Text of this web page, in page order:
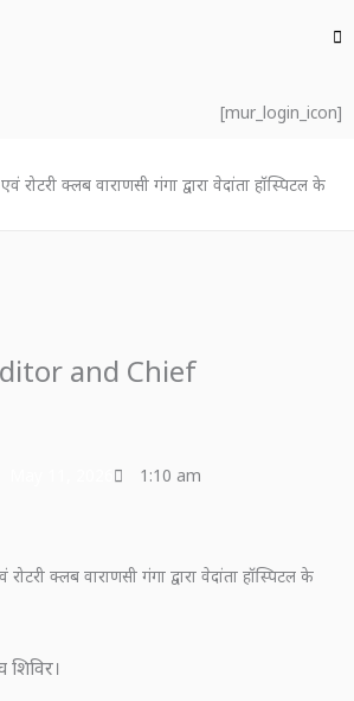
[mur_login_icon]
रोटरी क्लब वाराणसी गंगा द्वारा वेदांता हॉस्पिटल के
and Chief
1:10 am
क्लब वाराणसी गंगा द्वारा वेदांता हॉस्पिटल के